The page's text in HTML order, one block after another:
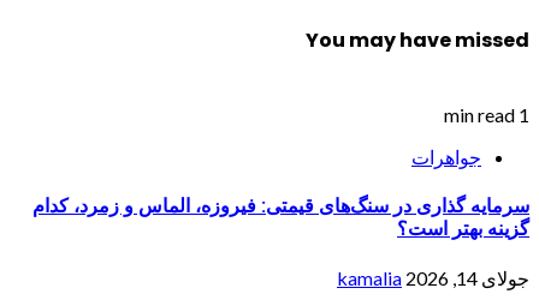
You may have missed
1 min read
جواهرات
سرمایه گذاری در سنگ‌های قیمتی: فیروزه، الماس و زمرد، کدام
گزینه بهتر است؟
جولای 14, 2026 kamalia